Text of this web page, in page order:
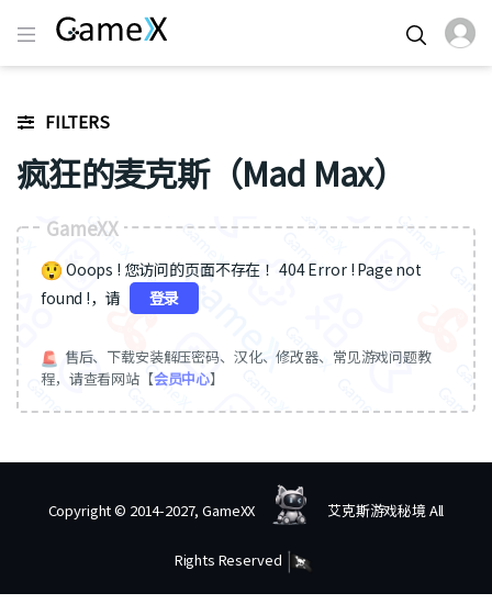
FILTERS
疯狂的麦克斯（Mad Max）
GameXX
Ooops ! 您访问的页面不存在 ！404 Error ! Page not
found !，请
登录
售后、下载安装解压密码、汉化、修改器、常见游戏问题教
程，请查看网站【会员中心】
Copyright © 2014-2027, GameXX 艾克斯游戏秘境 All
Rights Reserved